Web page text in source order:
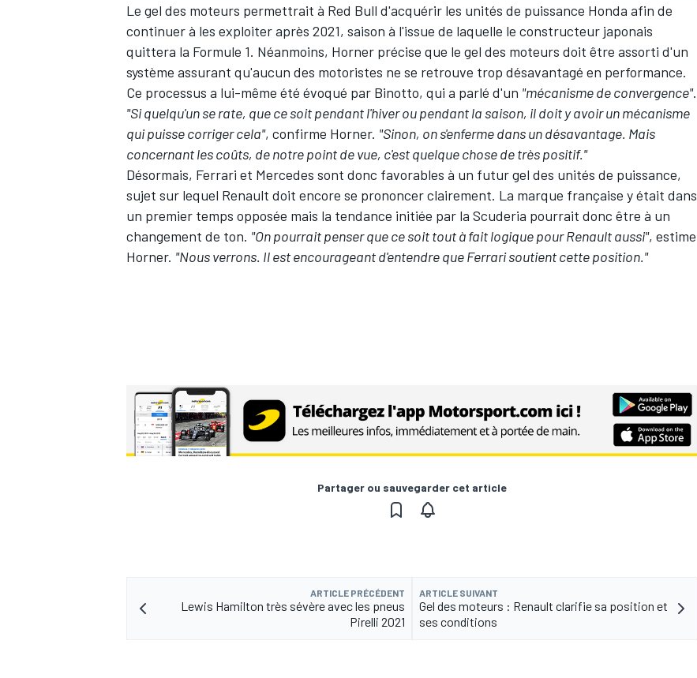
Le gel des moteurs permettrait à Red Bull d'acquérir les unités de puissance Honda afin de
continuer à les exploiter après 2021, saison à l'issue de laquelle le constructeur japonais
quittera la Formule 1. Néanmoins, Horner précise que le gel des moteurs doit être assorti d'un
système assurant qu'aucun des motoristes ne se retrouve trop désavantagé en performance.
Ce processus a lui-même été évoqué par Binotto, qui a parlé d'un "mécanisme de convergence".
"Si quelqu'un se rate, que ce soit pendant l'hiver ou pendant la saison, il doit y avoir un mécanisme
qui puisse corriger cela", confirme Horner. "Sinon, on s'enferme dans un désavantage. Mais
concernant les coûts, de notre point de vue, c'est quelque chose de très positif."
Désormais, Ferrari et Mercedes sont donc favorables à un futur gel des unités de puissance,
sujet sur lequel Renault doit encore se prononcer clairement. La marque française y était dans
un premier temps opposée mais la tendance initiée par la Scuderia pourrait donc être à un
changement de ton. "On pourrait penser que ce soit tout à fait logique pour Renault aussi", estime
Horner. "Nous verrons. Il est encourageant d'entendre que Ferrari soutient cette position."
Partager ou sauvegarder cet article
ARTICLE PRÉCÉDENT
Lewis Hamilton très sévère avec les pneus
Pirelli 2021
ARTICLE SUIVANT
Gel des moteurs : Renault clarifie sa position et
ses conditions